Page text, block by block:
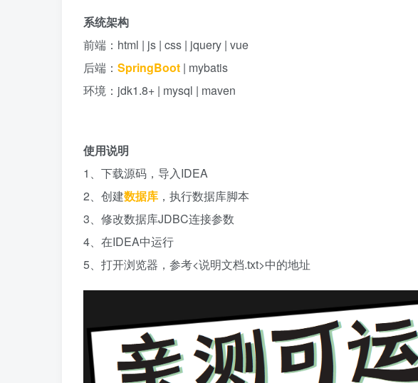
系统架构
前端：html | js | css | jquery | vue
后端： SpringBoot | mybatis
环境：jdk1.8+ | mysql | maven
使用说明
1、下载源码，导入IDEA
2、创建数据库 ，执行数据库脚本
3、修改数据库JDBC连接参数
4、在IDEA中运行
5、打开浏览器，参考<说明文档.txt>中的地址